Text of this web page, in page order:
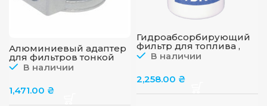
Алюминиевый адаптер
для фильтров тонкой
очистки 200, 300-й
В наличии
1,471.00 ₴
Гидроабсорбирующий
фильтр для топлива ,
300 HS-II-10
В наличии
2,258.00 ₴